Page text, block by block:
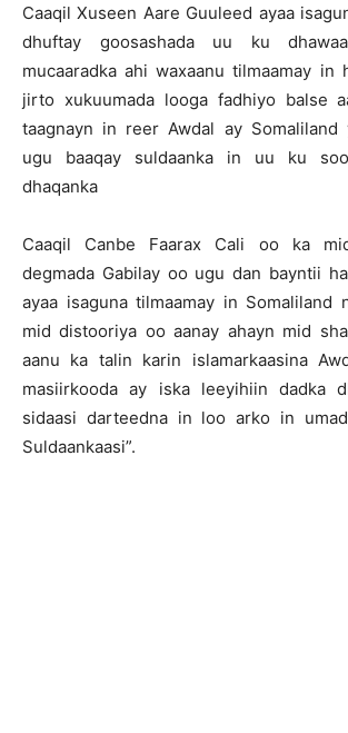
Caaqil Xuseen Aare Guuleed ayaa
dhuftay goosashada uu ku
mucaaradka ahi waxaanu tilmaamay in
jirto xukuumada looga fadhiyo balse
taagnayn in reer Awdal ay Somaliland
ugu baaqay suldaanka in uu ku
dhaqanka
Caaqil Canbe Faarax Cali oo ka
degmada Gabilay oo ugu dan bayntii
ayaa isaguna tilmaamay in Somaliland
mid distooriya oo aanay ahayn mid
aanu ka talin karin islamarkaasina
masiirkooda ay iska leeyihiin dadka
sidaasi darteedna in loo arko in
Suldaankaasi”.